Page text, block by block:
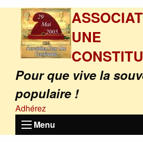
UNE
Pour que vive la
populaire !
Adhérez
Menu